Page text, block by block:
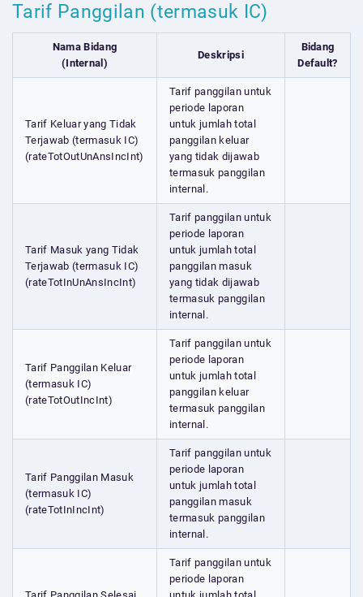
Tarif Panggilan (termasuk IC)
Nama Bidang
(Internal)
Deskripsi
Bidang
Default?
Tarif Keluar yang Tidak
Terjawab (termasuk IC)
(rateTotOutUnAnsIncInt)
Tarif panggilan untuk
periode laporan
untuk jumlah total
panggilan keluar
yang tidak dijawab
termasuk panggilan
internal.
Tarif Masuk yang Tidak
Terjawab (termasuk IC)
(rateTotInUnAnsIncInt)
Tarif panggilan untuk
periode laporan
untuk jumlah total
panggilan masuk
yang tidak dijawab
termasuk panggilan
internal.
Tarif Panggilan Keluar
(termasuk IC)
(rateTotOutIncInt)
Tarif panggilan untuk
periode laporan
untuk jumlah total
panggilan keluar
termasuk panggilan
internal.
Tarif Panggilan Masuk
(termasuk IC)
(rateTotInIncInt)
Tarif panggilan untuk
periode laporan
untuk jumlah total
panggilan masuk
termasuk panggilan
internal.
Tarif panggilan untuk
periode laporan